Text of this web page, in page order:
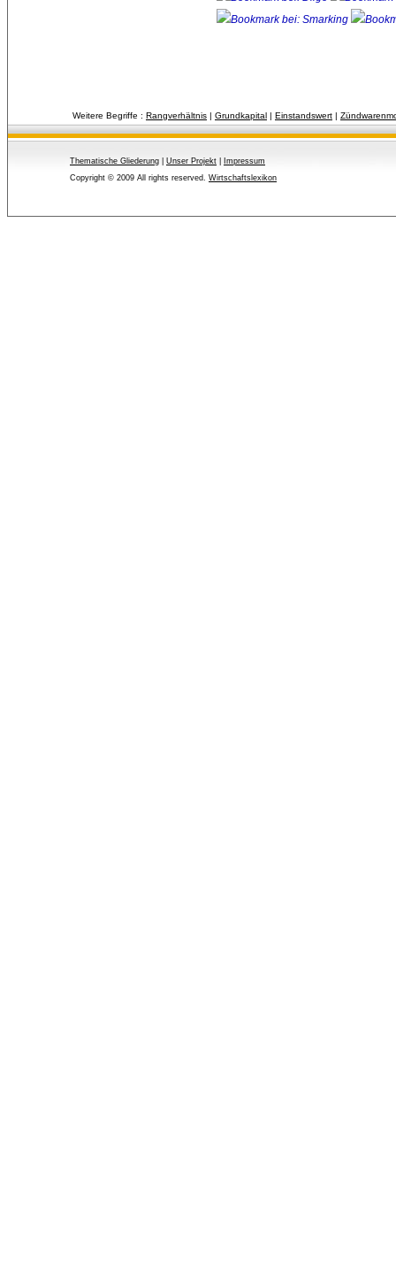
Weitere Begriffe : Rangverhältnis | Grundkapital | Einstandswert |
Thematische Gliederung Unser Projekt
Impressum
Copyright © 2009 All rights reserved. Wirtschaftslexikon